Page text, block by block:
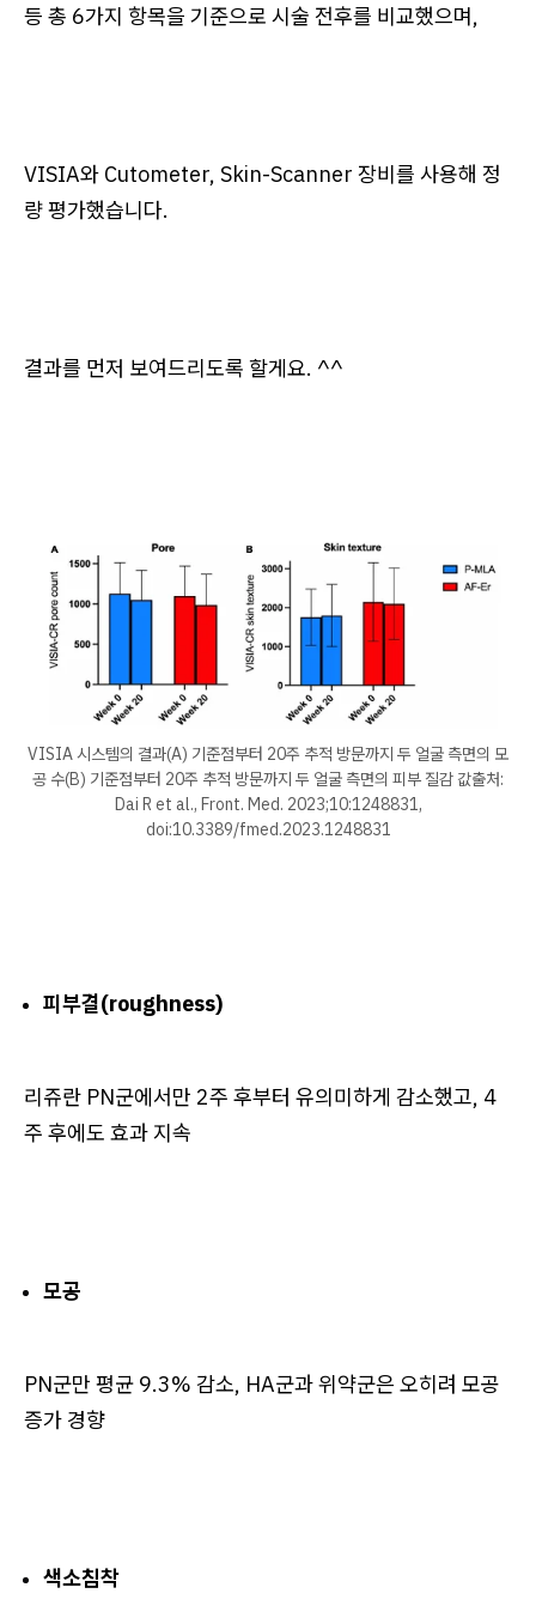
등 총 6가지 항목을 기준으로 시술 전후를 비교했으며,
VISIA와 Cutometer, Skin-Scanner 장비를 사용해 정
량 평가했습니다.
결과를 먼저 보여드리도록 할게요. ^^
VISIA 시스템의 결과(A) 기준점부터 20주 추적 방문까지 두 얼굴 측면의 모
공 수(B) 기준점부터 20주 추적 방문까지 두 얼굴 측면의 피부 질감 값​출처:
Dai R et al., Front. Med. 2023;10:1248831,
doi:10.3389/fmed.2023.1248831
피부결(roughness)
리쥬란 PN군에서만 2주 후부터 유의미하게 감소했고, 4
주 후에도 효과 지속
모공
PN군만 평균 9.3% 감소, HA군과 위약군은 오히려 모공
증가 경향
색소침착